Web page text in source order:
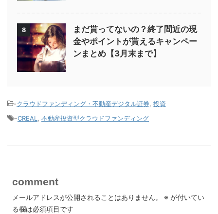
8
まだ貰ってないの？終了間近の現
金やポイントが貰えるキャンペー
ンまとめ【3月末まで】
-クラウドファンディング・不動産デジタル証券, 投資
-CREAL, 不動産投資型クラウドファンディング
comment
メールアドレスが公開されることはありません。 ※ が付いてい
る欄は必須項目です